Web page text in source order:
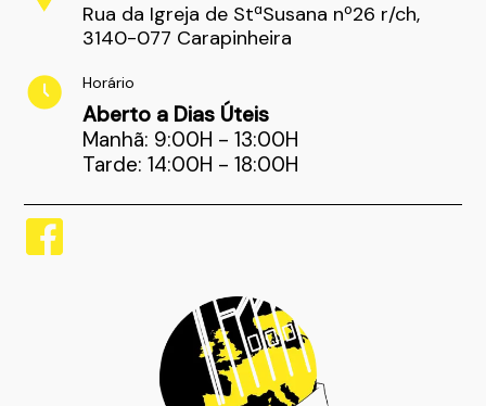
Rua da Igreja de StªSusana nº26 r/ch,
3140-077 Carapinheira
Horário
Aberto a Dias Úteis
Manhã: 9:00H - 13:00H
Tarde: 14:00H - 18:00H